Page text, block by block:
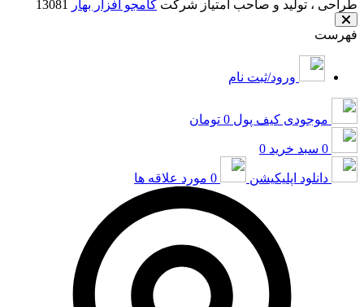
طراحی ، تولید و صاحب امتیاز شرکت کامجو افزار بهار
فهرست
ورود/ثبت نام
موجودی کیف پول 0 تومان
0 سبد خرید 0
دانلود اپلیکیشن 0 مورد علاقه ها